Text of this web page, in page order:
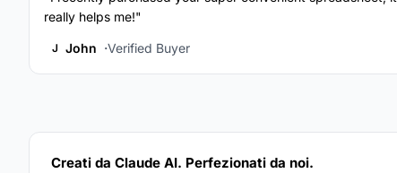
really helps me!"
J John Verified Buyer
Creati da Claude AI. Perfezionati da noi.